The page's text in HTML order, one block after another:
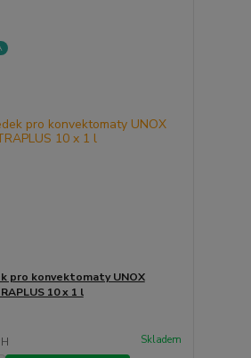
pro konvektomaty UNOX
10 x 1 l
Skladem